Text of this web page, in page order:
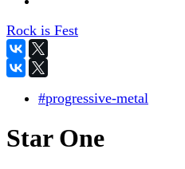
Rock is Fest
#progressive-metal
Star One